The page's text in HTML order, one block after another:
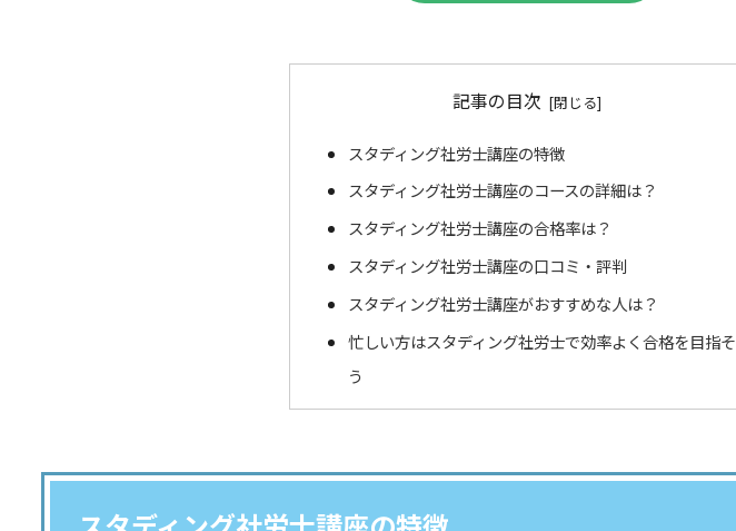
記事の目次
スタディング社労士講座の特徴
スタディング社労士講座のコースの詳細は？
スタディング社労士講座の合格率は？
スタディング社労士講座の口コミ・評判
スタディング社労士講座がおすすめな人は？
忙しい方はスタディング社労士で効率よく合格を目指そ
う